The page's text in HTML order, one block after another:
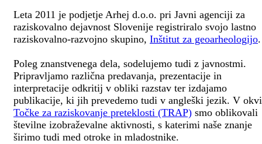
Leta 2011 je podjetje Arhej d.o.o. pri Javni agenciji za
raziskovalno dejavnost Slovenije registriralo svojo lastno
raziskovalno-razvojno skupino, Inštitut za geoarheologijo.
Poleg znanstvenega dela, sodelujemo tudi z javnostmi.
Pripravljamo različna predavanja, prezentacije in
interpretacije odkritij v obliki razstav ter izdajamo
publikacije, ki jih prevedemo tudi v angleški jezik. V
Točke za raziskovanje preteklosti (TRAP) smo oblikovali
številne izobraževalne aktivnosti, s katerimi naše znanje
širimo tudi med otroke in mladostnike.